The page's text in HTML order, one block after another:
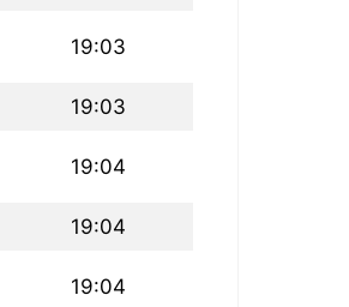
19:03
19:03
19:04
19:04
19:04